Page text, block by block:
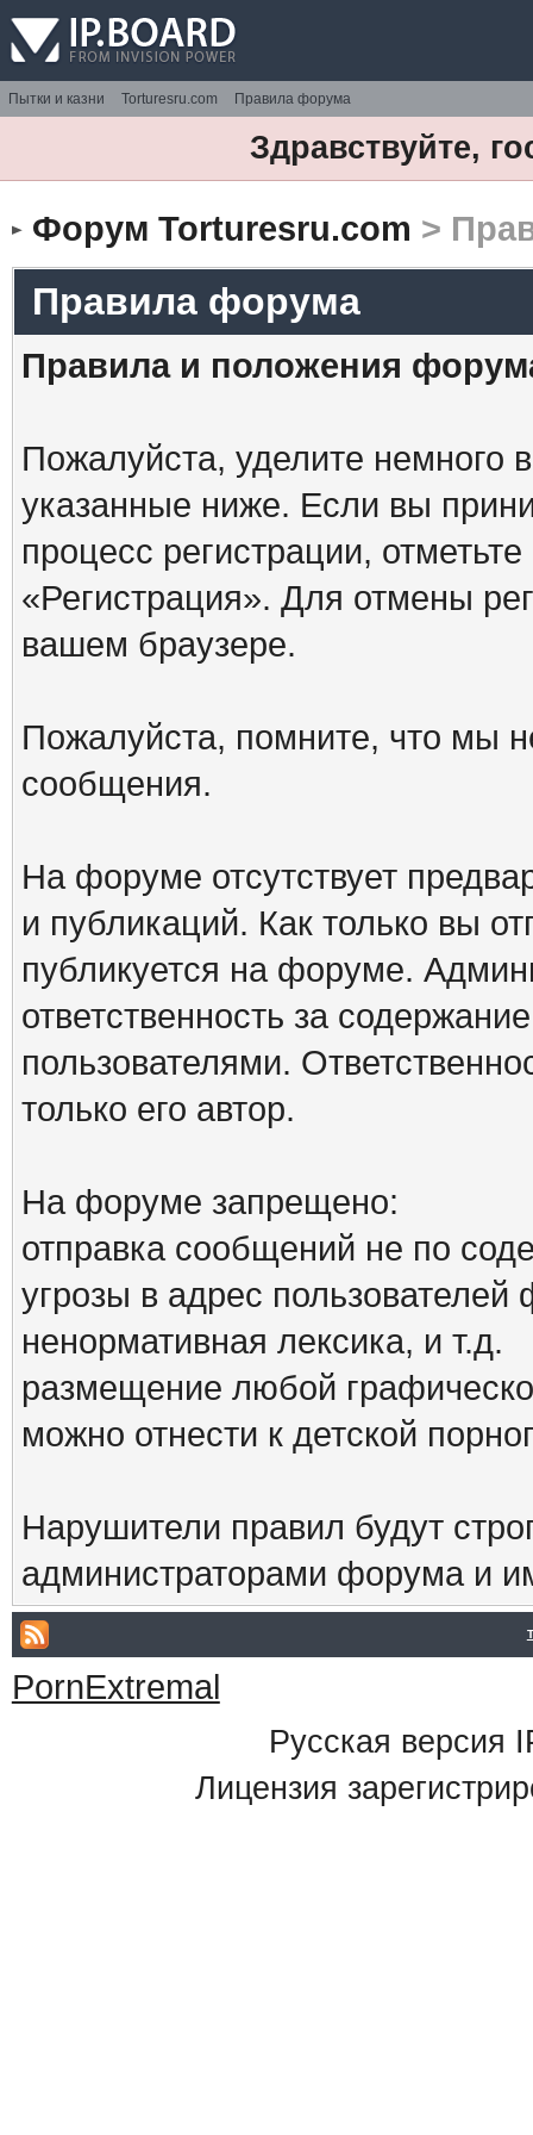
Пытки и казни Torturesru.com Правила форума
Здравствуйте,
Форум Torturesru.com >
Правила форума
Правила и положения
Пожалуйста, уделите немного
указанные ниже. Если вы
процесс регистрации,
«Регистрация». Для отмены
вашем браузере.
Пожалуйста, помните, что мы
сообщения.
На форуме отсутствует
и публикаций. Как только вы
публикуется на форуме.
ответственность за
пользователями.
только его автор.
На форуме запрещено:
отправка сообщений не по
угрозы в адрес
ненормативная лексика, и т.д.
размещение любой
можно отнести к детской
Нарушители правил будут
администраторами форума и
PornExtremal
Русская версия
Лицензия